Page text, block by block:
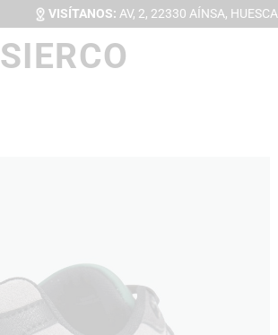
VISÍTANOS: AV, 2, 22330 AÍNSA, HUESCA
SIERCO